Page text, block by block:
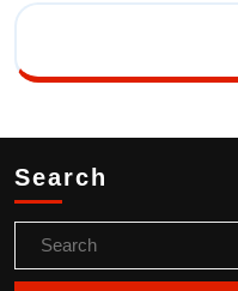
Search